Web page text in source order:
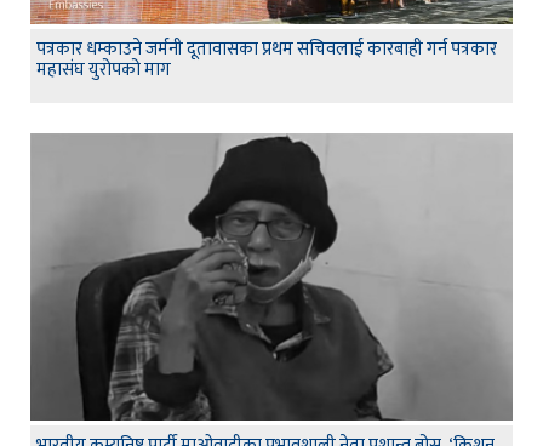
पत्रकार धम्काउने जर्मनी दूतावासका प्रथम सचिवलाई कारबाही गर्न पत्रकार
महासंघ युरोपको माग